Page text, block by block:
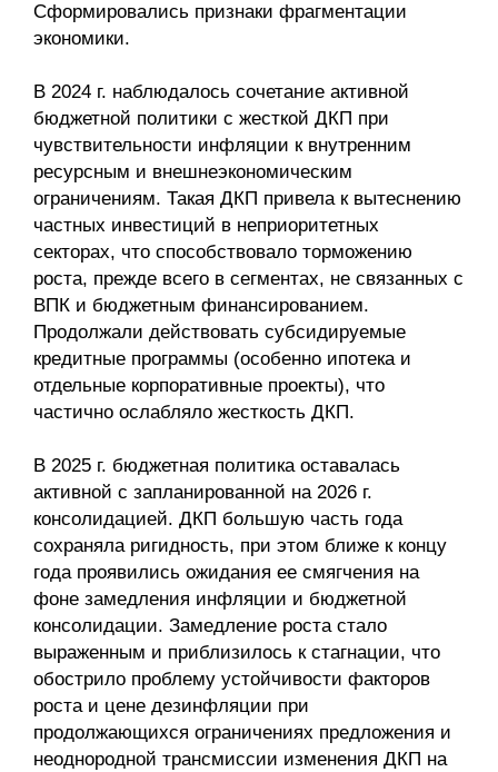
Сформировались признаки фрагментации
экономики.
В 2024 г. наблюдалось сочетание активной
бюджетной политики с жесткой ДКП при
чувствительности инфляции к внутренним
ресурсным и внешнеэкономическим
ограничениям. Такая ДКП привела к вытеснению
частных инвестиций в неприоритетных
секторах, что способствовало торможению
роста, прежде всего в сегментах, не связанных с
ВПК и бюджетным финансированием.
Продолжали действовать субсидируемые
кредитные программы (особенно ипотека и
отдельные корпоративные проекты), что
частично ослабляло жесткость ДКП.
В 2025 г. бюджетная политика оставалась
активной с запланированной на 2026 г.
консолидацией. ДКП большую часть года
сохраняла ригидность, при этом ближе к концу
года проявились ожидания ее смягчения на
фоне замедления инфляции и бюджетной
консолидации. Замедление роста стало
выраженным и приблизилось к стагнации, что
обострило проблему устойчивости факторов
роста и цене дезинфляции при
продолжающихся ограничениях предложения и
неоднородной трансмиссии изменения ДКП на